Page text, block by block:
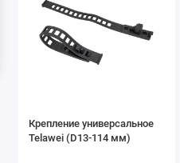
Крепление универсальное
Telawei (D13-114 мм)